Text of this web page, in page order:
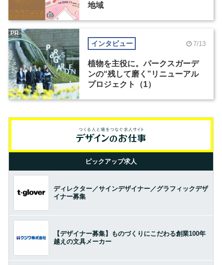
地域
インタビュー 7/13
植物を主役に。パークスガーデ
ンの“残して磨く”リニューアル
プロジェクト（1）
PR
ピックアップ求人
ディレクター／サインデザイナー／グラフィックデザ
イナー募集
【デザイナー募集】ものづくりにこだわる創業100年
越えの文具メーカー